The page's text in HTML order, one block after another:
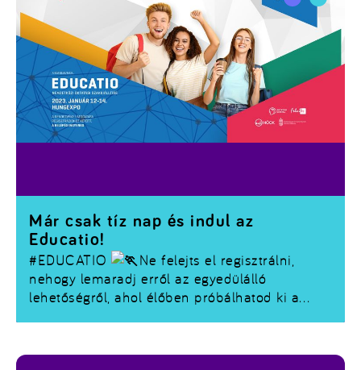
#EDUCATIO
Ne felejts el regisztrálni,
nehogy lemaradj erről az egyedülálló
lehetőségről, ahol élőben próbálhatod ki a
Már csak tíz nap és indul az
Educatio!